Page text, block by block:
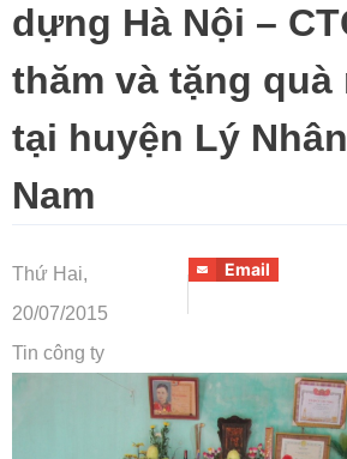
dựng Hà Nội –
thăm và tặng quà
tại huyện Lý
Nam
Thứ Hai,
20/07/2015
Tin công ty
Email